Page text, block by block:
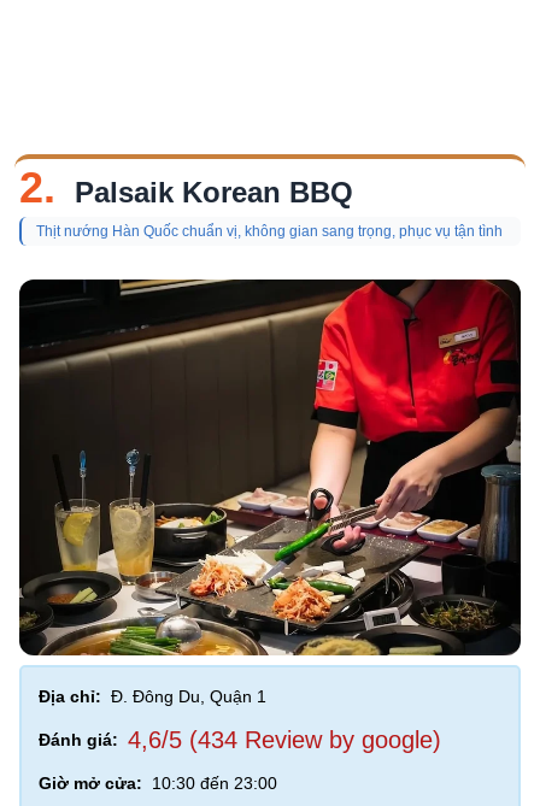
2. Palsaik Korean BBQ
Thịt nướng Hàn Quốc chuẩn vị, không gian sang trọng, phục vụ tận tình
Địa chỉ: Đ. Đông Du, Quận 1
Đánh giá: 4,6/5 (434 Review by google)
Giờ mở cửa:
10:30 đến 23:00